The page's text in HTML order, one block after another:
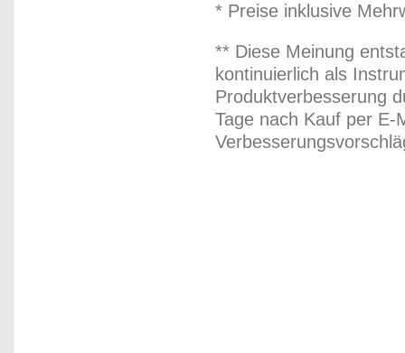
* Preise inklusive
** Diese Meinung
kontinuierlich als
Produktverbesserung
Tage nach Kauf per E-